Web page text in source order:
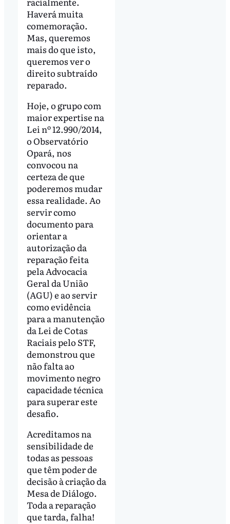
Haverá muita
comemoração.
Mas, queremos
mais do que isto,
queremos ver o
direito subtraído
reparado.
Hoje, o grupo com
maior expertise na
Lei nº 12.990/2014,
o Observatório
Opará, nos
convocou na
certeza de que
poderemos mudar
essa realidade. Ao
servir como
documento para
orientar a
autorização da
reparação feita
pela Advocacia
Geral da União
(AGU) e ao servir
como evidência
para a manutenção
da Lei de Cotas
Raciais pelo STF,
demonstrou que
não falta ao
movimento negro
capacidade técnica
para superar este
desafio.
Acreditamos na
sensibilidade de
todas as pessoas
que têm poder de
decisão à criação da
Mesa de Diálogo.
Toda a reparação
que tarda, falha!